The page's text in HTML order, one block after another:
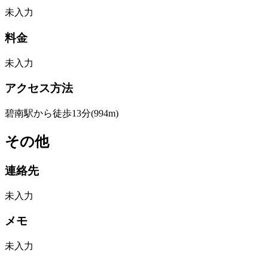
未入力
料金
未入力
アクセス方法
碧南駅から徒歩13分(994m)
その他
連絡先
未入力
メモ
未入力